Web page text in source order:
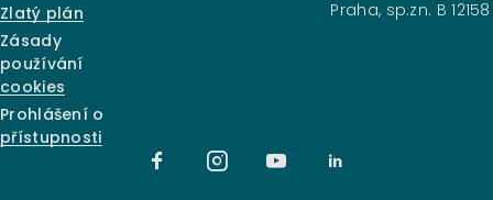
Zlatý plán
Zásady
používání
cookies
Prohlášení o
přístupnosti
Praha, sp.zn. B 12158